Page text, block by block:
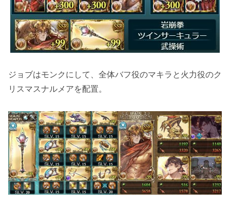
ジョブはモンクにして、全体バフ役のマキラと火力役のク
リスマスナルメアを配置。